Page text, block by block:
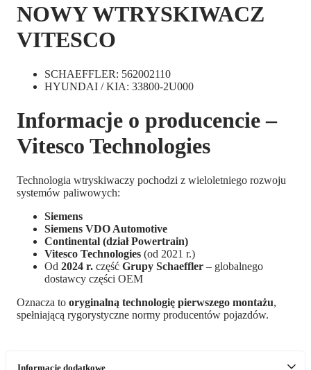
NOWY WTRYSKIWACZ
VITESCO
SCHAEFFLER: 562002110
HYUNDAI / KIA: 33800-2U000
Informacje o producencie –
Vitesco Technologies
Technologia wtryskiwaczy pochodzi z wieloletniego rozwoju
systemów paliwowych:
Siemens
Siemens VDO Automotive
Continental (dział Powertrain)
Vitesco Technologies (od 2021 r.)
Od 2024 r. część Grupy Schaeffler – globalnego
dostawcy części OEM
Oznacza to oryginalną technologię pierwszego montażu,
spełniającą rygorystyczne normy producentów pojazdów.
Informacje dodatkowe